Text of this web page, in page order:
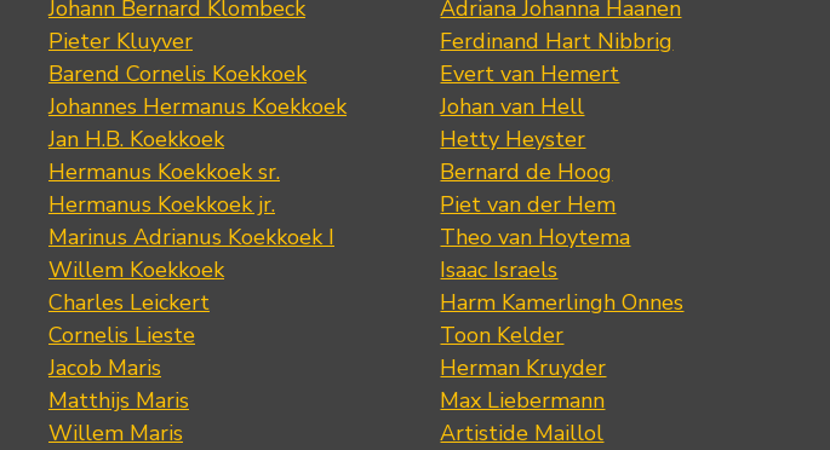
Johann Bernard Klombeck
Pieter Kluyver
Barend Cornelis Koekkoek
Johannes Hermanus Koekkoek
Jan H.B. Koekkoek
Hermanus Koekkoek sr.
Hermanus Koekkoek jr.
Marinus Adrianus Koekkoek I
Willem Koekkoek
Charles Leickert
Cornelis Lieste
Jacob Maris
Matthijs Maris
Willem Maris
Adriana Johanna Haanen
Ferdinand Hart Nibbrig
Evert van Hemert
Johan van Hell
Hetty Heyster
Bernard de Hoog
Piet van der Hem
Theo van Hoytema
Isaac Israels
Harm Kamerlingh Onnes
Toon Kelder
Herman Kruyder
Max Liebermann
Artistide Maillol